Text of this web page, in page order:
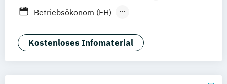
Innsbruck
Linz
Fernlehrgang
Betriebsökonom (FH)
Kommunikation & Eventmanagement
(Fernstudium)
Kostenloses Infomaterial